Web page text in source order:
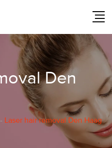
Den
- Laser hair removal Den Haag